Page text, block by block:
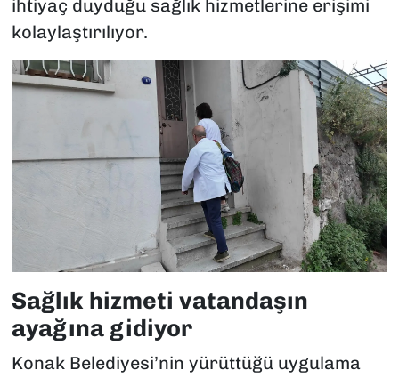
ihtiyaç duyduğu sağlık hizmetlerine erişimi
kolaylaştırılıyor.
Sağlık hizmeti vatandaşın
ayağına gidiyor
Konak Belediyesi’nin yürüttüğü uygulama